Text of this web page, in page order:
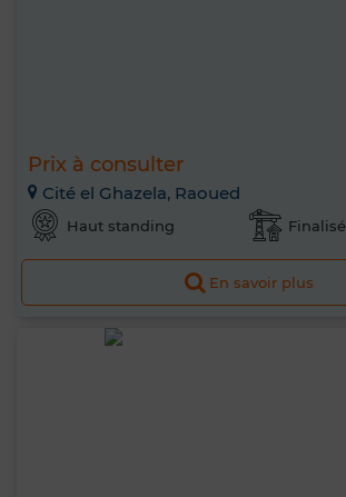
Prix à consulter
Cité el Ghazela, Raoued
Haut standing Finalisé
En savoir plus